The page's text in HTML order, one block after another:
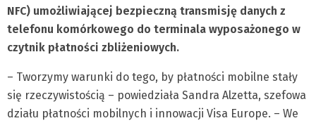
NFC) umożliwiającej bezpieczną transmisję danych z
telefonu komórkowego do terminala wyposażonego w
czytnik płatności zbliżeniowych.
– Tworzymy warunki do tego, by płatności mobilne stały
się rzeczywistością – powiedziała Sandra Alzetta, szefowa
działu płatności mobilnych i innowacji Visa Europe. – We